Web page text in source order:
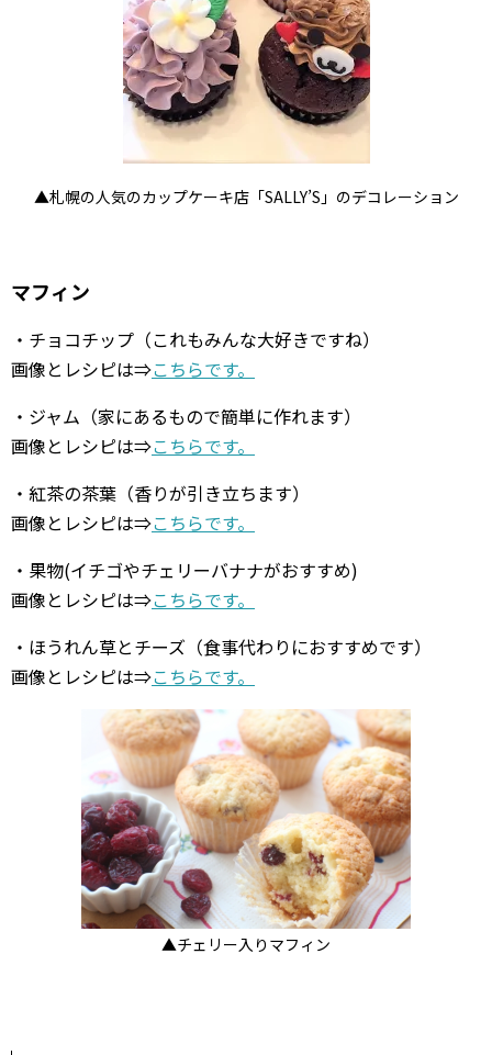
▲札幌の人気のカップケーキ店「SALLY’S」のデコレーション
マフィン
・チョコチップ（これもみんな大好きですね）
画像とレシピは⇒こちらです。
・ジャム（家にあるもので簡単に作れます）
画像とレシピは⇒こちらです。
・紅茶の茶葉（香りが引き立ちます）
画像とレシピは⇒こちらです。
・果物(イチゴやチェリーバナナがおすすめ)
画像とレシピは⇒こちらです。
・ほうれん草とチーズ（食事代わりにおすすめです）
画像とレシピは⇒こちらです。
▲チェリー入りマフィン